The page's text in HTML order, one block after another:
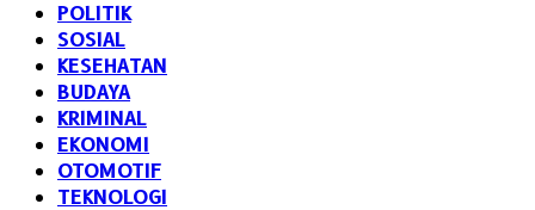
POLITIK
SOSIAL
KESEHATAN
BUDAYA
KRIMINAL
EKONOMI
OTOMOTIF
TEKNOLOGI